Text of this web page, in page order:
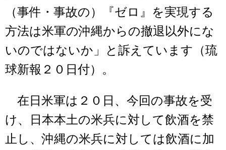
（事件・事故の）『ゼロ』を実現する
方法は米軍の沖縄からの撤退以外にな
いのではないか」と訴えています（琉
球新報２０日付）。
在日米軍は２０日、今回の事故を受
け、日本本土の米兵に対して飲酒を禁
止し、沖縄の米兵に対しては飲酒に加